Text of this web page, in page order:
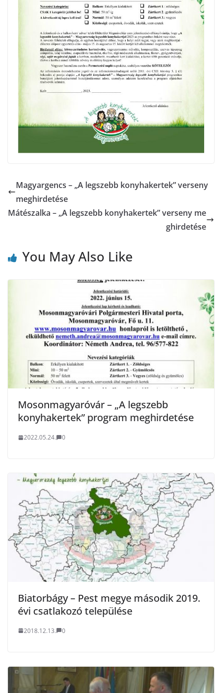
Magyargencs – „A legszebb konyhakertek” verseny
meghirdetése
Mátészalka – „A legszebb konyhakertek” verseny me
ghirdetése
You May Also Like
Mosonmagyaróvár – „A legszebb
konyhakertek” program meghirdetése
2022.05.24. 0
Biatorbágy – Pest megye második 2019.
évi csatlakozó települése
2018.12.13. 0